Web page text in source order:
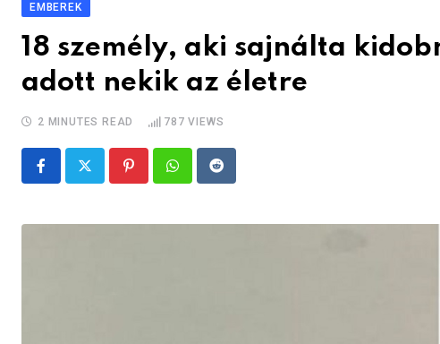
EMBEREK
18 személy, aki sajnálta
adott nekik az életre
2 MINUTES READ 787 VIEWS
PinterestWhatsappReddit